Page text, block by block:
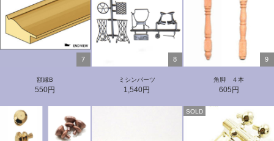
7
額縁B
550円
8
ミシンパーツ
1,540円
9
角脚 ４本
605円
SOLD